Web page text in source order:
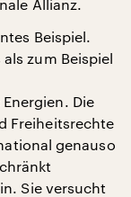
Allianz.
Beispiel.
zum Beispiel
Die
Freiheitsrechte
genauso
Sie versucht